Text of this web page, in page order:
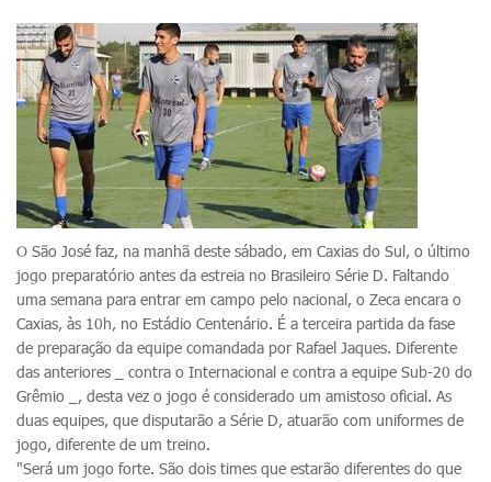
O São José faz, na manhã deste sábado, em Caxias do Sul, o último
jogo preparatório antes da estreia no Brasileiro Série D. Faltando
uma semana para entrar em campo pelo nacional, o Zeca encara o
Caxias, às 10h, no Estádio Centenário. É a terceira partida da fase
de preparação da equipe comandada por Rafael Jaques. Diferente
das anteriores _ contra o Internacional e contra a equipe Sub-20 do
Grêmio _, desta vez o jogo é considerado um amistoso oficial. As
duas equipes, que disputarão a Série D, atuarão com uniformes de
jogo, diferente de um treino.
"Será um jogo forte. São dois times que estarão diferentes do que